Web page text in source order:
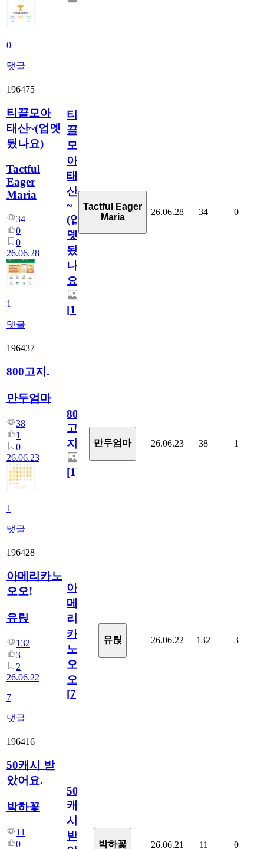
0
댓글
196475
티끌모아
태산~(업뎃
됬나요)
Tactful
Eager
Maria
34
0
0
26.06.28
1
댓글
티
끌
모
아
태
산
~
(업
뎃
됬
나
요)
[1]
Tactful Eager
Maria
26.06.28 34 0
196437
800고지.
만두엄마
38
1
0
26.06.23
1
댓글
800
고
지.
[1]
만두엄마 26.06.23 38 1
196428
아메리카노
오오!
유릱
132
3
2
26.06.22
7
댓글
아
메
리
카
노
오
오!
[7]
유릱 26.06.22 132 3
196416
50캐시 받
았어요.
박하꽃
11
0
50
캐
시
받
박하꽃 26.06.21 11 0